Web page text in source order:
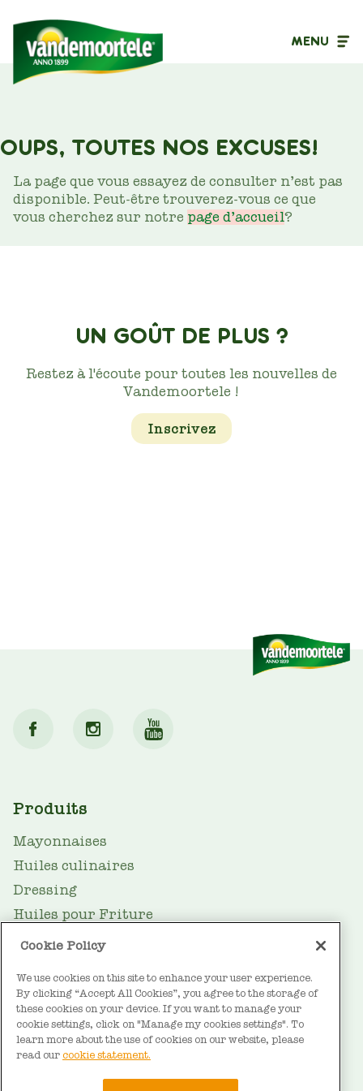
MENU
Filtrer sur
OUPS, TOUTES NOS EXCUSES!
La page que vous essayez de consulter n’est pas
disponible. Peut-être trouverez-vous ce que
vous cherchez sur notre page d’accueil?
UN GOÛT DE PLUS ?
Restez à l'écoute pour toutes les nouvelles de
Vandemoortele !
Inscrivez
MAIN
NAV
Produits
Mayonnaises
Huiles culinaires
Dressing
Huiles pour Friture
Margarines
Le saviez-vous ?
Secrets de cuisine
Parlons cuisine
Cookie Policy
We use cookies on this site to enhance your user experience.
By clicking “Accept All Cookies”, you agree to the storage of
these cookies on your device. If you want to manage your
cookie settings, click on "Manage my cookies settings". To
learn more about the use of cookies on our website, please
read our cookie statement.